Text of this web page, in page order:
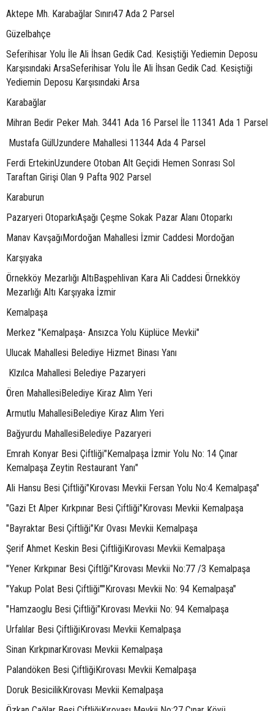
Aktepe Mh. Karabağlar Sınırı47 Ada 2 Parsel
Güzelbahçe
Seferihisar Yolu İle Ali İhsan Gedik Cad. Kesiştiği Yediemin Deposu
Karşısındaki ArsaSeferihisar Yolu İle Ali İhsan Gedik Cad. Kesiştiği
Yediemin Deposu Karşısındaki Arsa
Karabağlar
Mihran Bedir Peker Mah. 3441 Ada 16 Parsel İle 11341 Ada 1 Parsel
Mustafa GülUzundere Mahallesi 11344 Ada 4 Parsel
Ferdi ErtekinUzundere Otoban Alt Geçidi Hemen Sonrası Sol
Taraftan Girişi Olan 9 Pafta 902 Parsel
Karaburun
Pazaryeri OtoparkıAşağı Çeşme Sokak Pazar Alanı Otoparkı
Manav KavşağıMordoğan Mahallesi İzmir Caddesi Mordoğan
Karşıyaka
Örnekköy Mezarlığı AltıBaşpehlivan Kara Ali Caddesi Örnekköy
Mezarlığı Altı Karşıyaka İzmir
Kemalpaşa
Merkez "Kemalpaşa- Ansızca Yolu Küplüce Mevkii"
Ulucak Mahallesi Belediye Hizmet Binası Yanı
Klzılca Mahallesi Belediye Pazaryeri
Ören MahallesiBelediye Kiraz Alım Yeri
Armutlu MahallesiBelediye Kiraz Alım Yeri
Bağyurdu MahallesiBelediye Pazaryeri
Emrah Konyar Besi Çiftliği"Kemalpaşa İzmir Yolu No: 14 Çınar
Kemalpaşa Zeytin Restaurant Yanı"
Ali Hansu Besi Çiftliği"Kırovası Mevkii Fersan Yolu No:4 Kemalpaşa"
"Gazi Et Alper Kırkpınar Besi Çiftliği"Kırovası Mevkii Kemalpaşa
"Bayraktar Besi Çiftliği"Kır Ovası Mevkii Kemalpaşa
Şerif Ahmet Keskin Besi ÇiftliğiKırovası Mevkii Kemalpaşa
"Yener Kırkpınar Besi Çiftlği"Kırovası Mevkii No:77 /3 Kemalpaşa
"Yakup Polat Besi Çiftliği""Kırovası Mevkii No: 94 Kemalpaşa"
"Hamzaoglu Besi Çiftliği"Kırovası Mevkii No: 94 Kemalpaşa
Urfalılar Besi ÇiftliğiKırovası Mevkii Kemalpaşa
Sinan KırkpınarKırovası Mevkii Kemalpaşa
Palandöken Besi ÇiftliğiKırovası Mevkii Kemalpaşa
Doruk BesicilikKırovası Mevkii Kemalpaşa